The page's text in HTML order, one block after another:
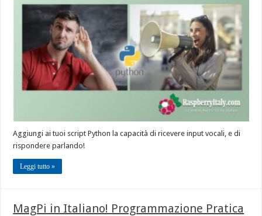
Aggiungi ai tuoi script Python la capacità di ricevere input vocali, e di
rispondere parlando!
Leggi tutto »
MagPi in Italiano! Programmazione Pratica